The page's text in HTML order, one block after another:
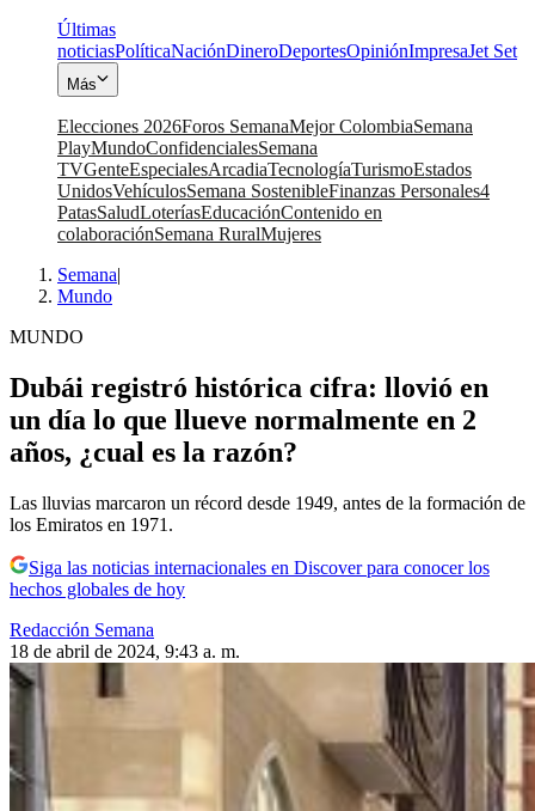
Últimas
noticiasPolíticaNaciónDineroDeportesOpiniónImpresaJet Set
Más
Elecciones 2026Foros SemanaMejor ColombiaSemana
PlayMundoConfidencialesSemana
TVGenteEspecialesArcadiaTecnologíaTurismoEstados
UnidosVehículosSemana SostenibleFinanzas Personales4
PatasSaludLoteríasEducaciónContenido en
colaboraciónSemana RuralMujeres
Semana|
Mundo
MUNDO
Dubái registró histórica cifra: llovió en
un día lo que llueve normalmente en 2
años, ¿cual es la razón?
Las lluvias marcaron un récord desde 1949, antes de la formación de
los Emiratos en 1971.
Siga las noticias internacionales en Discover para conocer los
hechos globales de hoy
Redacción Semana
18 de abril de 2024, 9:43 a. m.